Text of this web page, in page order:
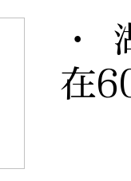
·
在